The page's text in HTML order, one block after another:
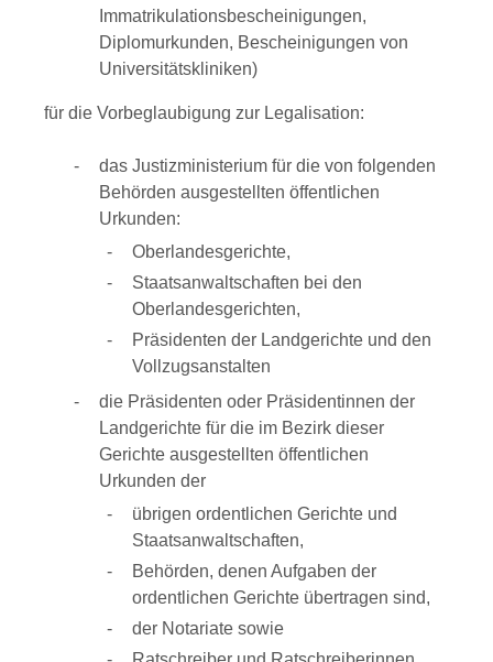
Immatrikulationsbescheinigungen,
Diplomurkunden, Bescheinigungen von
Universitätskliniken)
für die Vorbeglaubigung zur Legalisation:
das Justizministerium für die von folgenden
Behörden ausgestellten öffentlichen
Urkunden:
Oberlandesgerichte,
Staatsanwaltschaften bei den
Oberlandesgerichten,
Präsidenten der Landgerichte und den
Vollzugsanstalten
die Präsidenten oder Präsidentinnen der
Landgerichte für die im Bezirk dieser
Gerichte ausgestellten öffentlichen
Urkunden der
übrigen ordentlichen Gerichte und
Staatsanwaltschaften,
Behörden, denen Aufgaben der
ordentlichen Gerichte übertragen sind,
der Notariate sowie